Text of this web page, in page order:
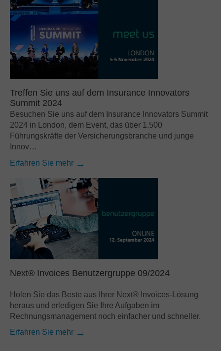
Treffen Sie uns auf dem Insurance Innovators
Summit 2024
Besuchen Sie uns auf dem Insurance Innovators Summit
2024 in London, dem Event, das über 1.500
Führungskräfte der Versicherungsbranche und junge
Innov…
Erfahren Sie mehr
Next® Invoices Benutzergruppe 09/2024
Holen Sie das Beste aus Ihrer Next® Invoices-Lösung
heraus und erledigen Sie Ihre Aufgaben im
Rechnungsmanagement noch einfacher und schneller.
Erfahren Sie mehr